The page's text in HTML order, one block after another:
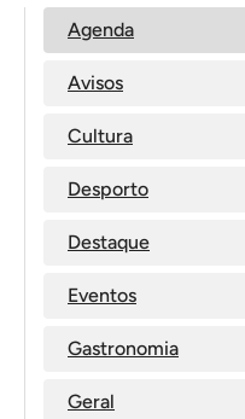
Agenda
Avisos
Cultura
Desporto
Destaque
Eventos
Gastronomia
Geral